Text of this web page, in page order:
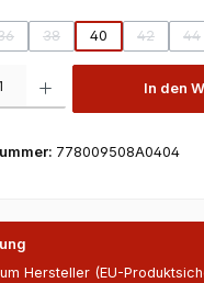
Option ist zurzeit nicht verfügbar.)
(Diese Option ist zurzeit nicht
38
(Diese Option ist zurzeit
40 42
(Diese
44
In den
778009508A0404
Hersteller (EU-